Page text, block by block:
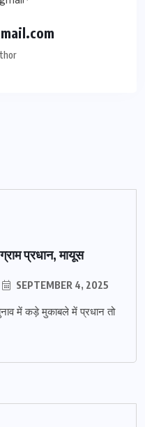
प्रधान, मायूस
SEPTEMBER 4, 2025
में कड़े मुकाबले में प्रधान तो